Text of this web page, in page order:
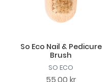
So Eco Nail & Pedicure
Brush
SO ECO